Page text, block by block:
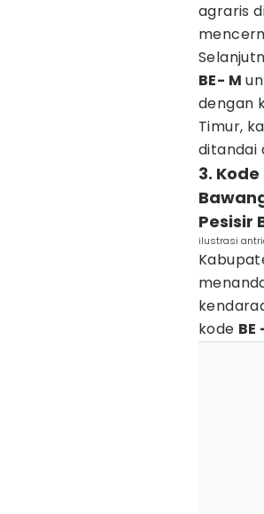
agraris
BE- M
dengan
Timur,
ditandai
3.
Pesisir
ilustrasi
kode BE